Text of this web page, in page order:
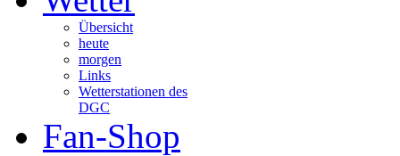
Übersicht
heute
morgen
Links
Wetterstationen des
DGC
Fan-Shop